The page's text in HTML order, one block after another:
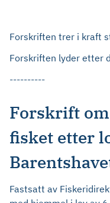
Forskriften trer i kraft
Forskriften lyder etter
----------
Forskrift
fisket etter
Fastsatt av